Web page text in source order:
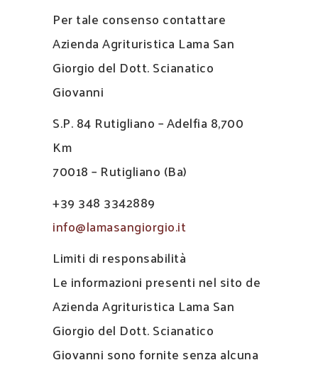
Per tale consenso contattare
Azienda Agrituristica Lama San
Giorgio del Dott. Scianatico
Giovanni
S.P. 84 Rutigliano – Adelfia 8,700
Km
70018 – Rutigliano (Ba)
+39 348 3342889
info@lamasangiorgio.it
Limiti di responsabilità
Le informazioni presenti nel sito de
Azienda Agrituristica Lama San
Giorgio del Dott. Scianatico
Giovanni sono fornite senza alcuna